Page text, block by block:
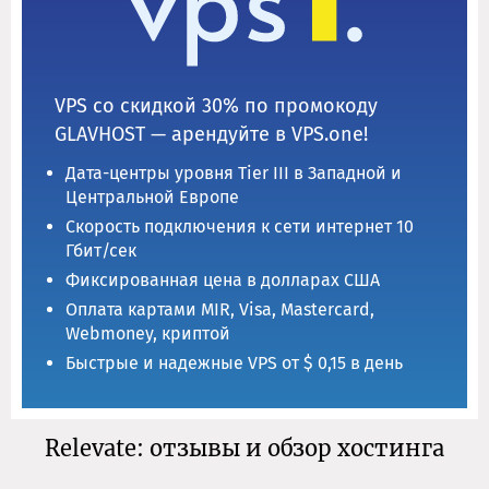
VPS со скидкой 30% по промокоду
GLAVHOST — арендуйте в VPS.one!
Дата-центры уровня Tier III в Западной и
Центральной Европе
Скорость подключения к сети интернет 10
Гбит/сек
Фиксированная цена в долларах США
Оплата картами MIR, Visa, Mastercard,
Webmoney, криптой
Быстрые и надежные VPS от $ 0,15 в день
Relevate: отзывы и обзор хостинга